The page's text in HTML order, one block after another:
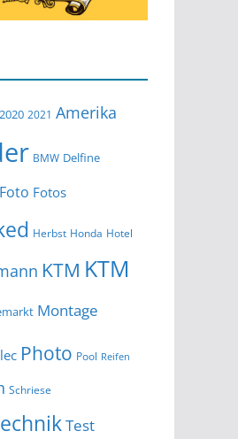
2020 2021 Amerika
BMW Delfine
Foto Fotos
Herbst Honda Hotel
KTM KTM
Montage
Photo Pool Reifen
Schriese
Test